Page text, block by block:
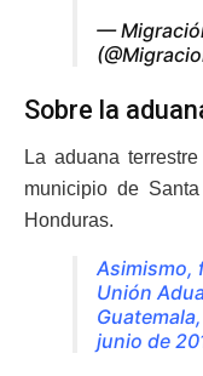
—
Sobre la
La aduana
municipio de
Honduras.
Asimismo,
Unión
junio de